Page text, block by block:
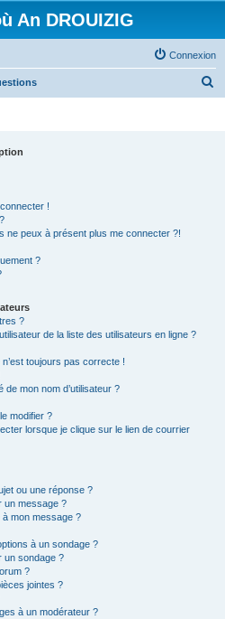
An DROUIZIG
Connexion
!
ne peux à présent plus me connecter ?!
?
?
de la liste des utilisateurs en ligne ?
n’est toujours pas correcte !
mon nom d’utilisateur ?
modifier ?
lorsque je clique sur le lien de courrier
ou une réponse ?
un message ?
mon message ?
à un sondage ?
un sondage ?
?
jointes ?
à un modérateur ?